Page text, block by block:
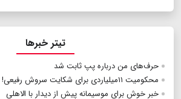
تیتر خبرها
حرف‌های من درباره‌ پپ ثابت شد
محکومیت ۱۱میلیاردی برای شکایت سروش رفیعی!
خبر خوش برای موسیمانه پیش از دیدار با الاهلی